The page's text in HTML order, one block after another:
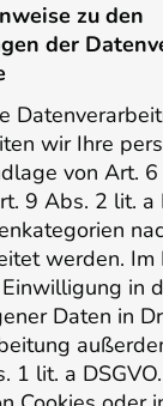
zu den
der
wir Ihre
von Art.
9 Abs. 2 lit. a
werden. Im
in
Daten in
1 lit. a